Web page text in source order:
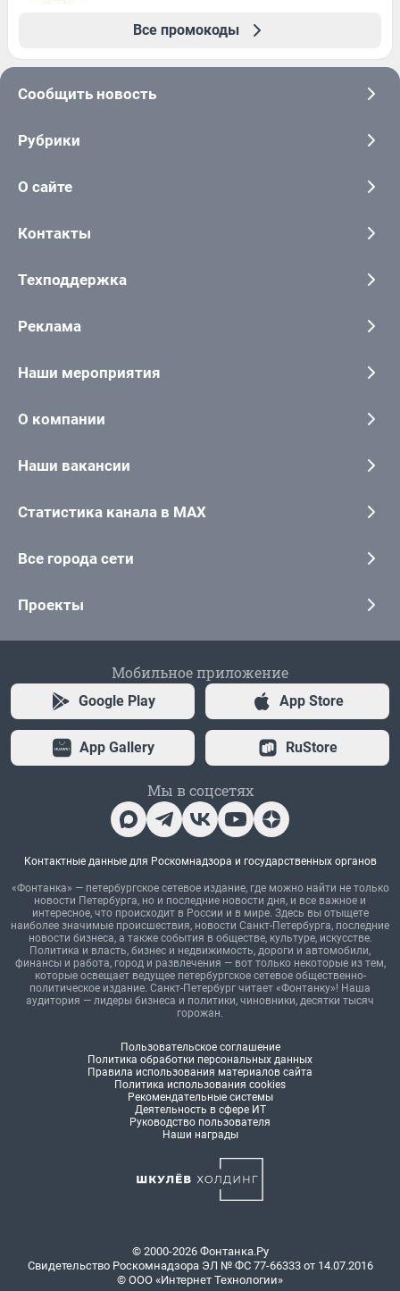
Все промокоды
Сообщить новость
Рубрики
О сайте
Контакты
Техподдержка
Реклама
Наши мероприятия
О компании
Наши вакансии
Статистика канала в MAX
Все города сети
Проекты
Мобильное приложение
Google Play App Store
App Gallery RuStore
Мы в соцсетях
Контактные данные для Роскомнадзора и государственных органов
«Фонтанка» — петербургское сетевое издание, где можно найти не только
новости Петербурга, но и последние новости дня, и все важное и
интересное, что происходит в России и в мире. Здесь вы отыщете
наиболее значимые происшествия, новости Санкт-Петербурга, последние
новости бизнеса, а также события в обществе, культуре, искусстве.
Политика и власть, бизнес и недвижимость, дороги и автомобили,
финансы и работа, город и развлечения — вот только некоторые из тем,
которые освещает ведущее петербургское сетевое общественно-
политическое издание. Санкт-Петербург читает «Фонтанку»! Наша
аудитория — лидеры бизнеса и политики, чиновники, десятки тысяч
горожан.
Пользовательское соглашение
Политика обработки персональных данных
Правила использования материалов сайта
Политика использования cookies
Рекомендательные системы
Деятельность в сфере ИТ
Руководство пользователя
Наши награды
© 2000-2026 Фонтанка.Ру
Свидетельство Роскомнадзора ЭЛ № ФС 77-66333 от 14.07.2016
© ООО «Интернет Технологии»